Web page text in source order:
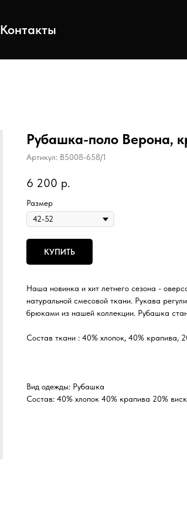
Контакты
Рубашка-поло Верона,
Артикул: B5008-658/1
6 200 р.
Размер
КУПИТЬ
Наша новинка и хит летнего сезона -
натуральной смесовой ткани. Рукава
брюками из нашей коллекции. Рубашка
Состав ткани : 40% хлопок, 40% крапива,
Вид одежды: Рубашка
Состав: 40% хлопок 40% крапива 20%